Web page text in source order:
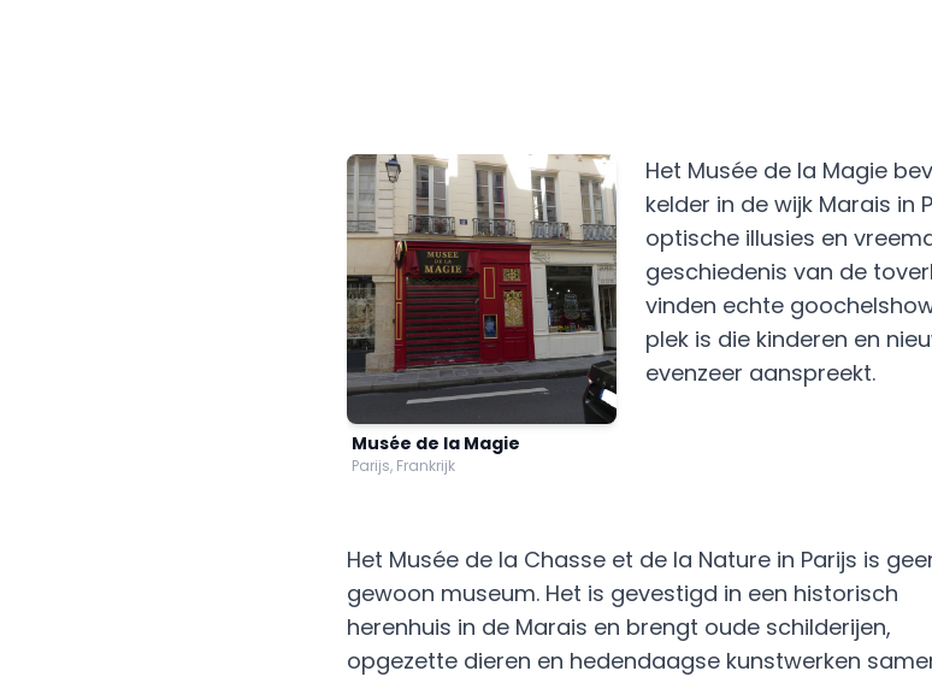
Musée de la Magie
Parijs, Frankrijk
Het Musée de la Magie
kelder in de wijk Marais in
optische illusies en
geschiedenis van de
vinden echte
plek is die kinderen en
evenzeer aanspreekt.
Het Musée de la Chasse et de la Nature in Parijs is
gewoon museum. Het is gevestigd in een historisch
herenhuis in de Marais en brengt oude schilderijen,
opgezette dieren en hedendaagse kunstwerken